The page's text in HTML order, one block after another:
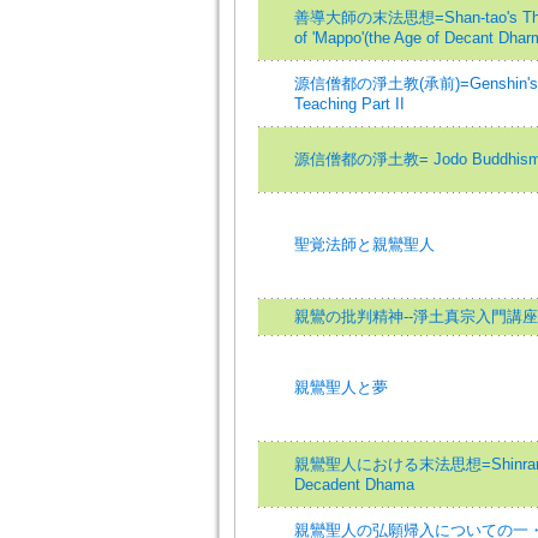
善導大師の末法思想=Shan-tao's
of 'Mappo'(the Age of Decant
源信僧都の淨土教(承前
Teaching Part II
源信僧都の淨土教= Jodo
聖覚法師と親鸞聖人
親鸞の批判精神--淨土真宗入門講座
親鸞聖人と夢
親鸞聖人における末法思想
Decadent Dhama
親鸞聖人の弘願帰入についての一